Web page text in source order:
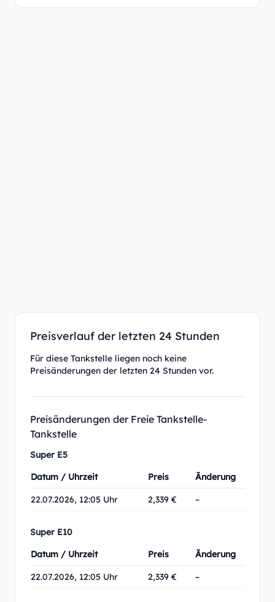
Preisverlauf der letzten 24 Stunden
Für diese Tankstelle liegen noch keine
Preisänderungen der letzten 24 Stunden vor.
Preisänderungen der Freie Tankstelle-
Tankstelle
Super E5
Datum / Uhrzeit
Preis Änderung
22.07.2026, 12:05 Uhr 2,339 € –
Super E10
Datum / Uhrzeit
Preis Änderung
22.07.2026, 12:05 Uhr 2,339 € –